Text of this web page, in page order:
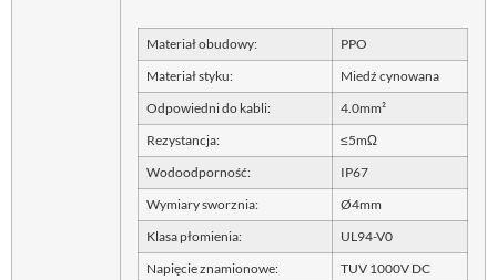
Materiał obudowy: PPO
Materiał styku: Miedź cynowana
Odpowiedni do kabli: 4.0mm²
Rezystancja: ≤5mΩ
Wodoodporność: IP67
Wymiary sworznia: Ø4mm
Klasa płomienia: UL94-V0
Napięcie znamionowe: TUV 1000V DC